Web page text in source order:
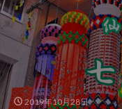
2019年10月28日